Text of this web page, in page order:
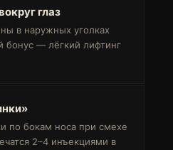
глаз
в наружных уголках
бонус — лёгкий лифтинг
по бокам носа при смехе
2–4 инъекциями в